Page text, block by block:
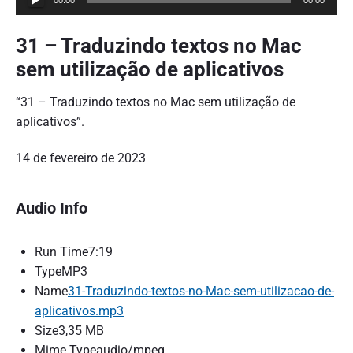
o
a
d
d
e
d
o
31 – Traduzindo textos no Mac
sem utilização de aplicativos
“31 – Traduzindo textos no Mac sem utilização de
aplicativos”.
14 de fevereiro de 2023
Audio Info
Run Time7:19
TypeMP3
Name31-Traduzindo-textos-no-Mac-sem-utilizacao-de-
aplicativos.mp3
Size3,35 MB
Mime Typeaudio/mpeg